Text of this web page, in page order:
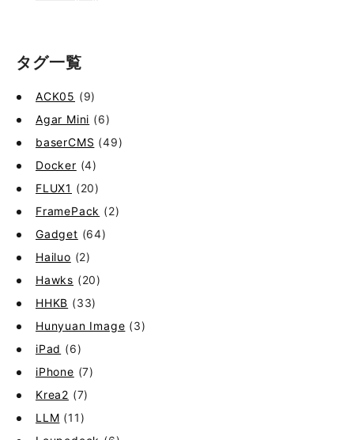
タグ一覧
ACK05 (9)
Agar Mini (6)
baserCMS (49)
Docker (4)
FLUX1 (20)
FramePack (2)
Gadget (64)
Hailuo (2)
Hawks (20)
HHKB (33)
Hunyuan Image (3)
iPad (6)
iPhone (7)
Krea2 (7)
LLM (11)